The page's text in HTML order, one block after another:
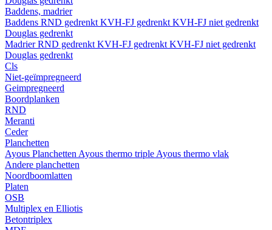
Baddens, madrier
Baddens RND gedrenkt KVH-FJ gedrenkt KVH-FJ niet gedrenkt
Douglas gedrenkt
MadrierRND gedrenkt KVH-FJ gedrenkt KVH-FJ niet gedrenkt
Douglas gedrenkt
Cls
Niet-geïmpregneerd
Geimpregneerd
Boordplanken
RND
Meranti
Ceder
Planchetten
Ayous Planchetten Ayous thermo triple Ayous thermo vlak
Andere planchetten
Noordboomlatten
Platen
OSB
Multiplex en Elliotis
Betontriplex